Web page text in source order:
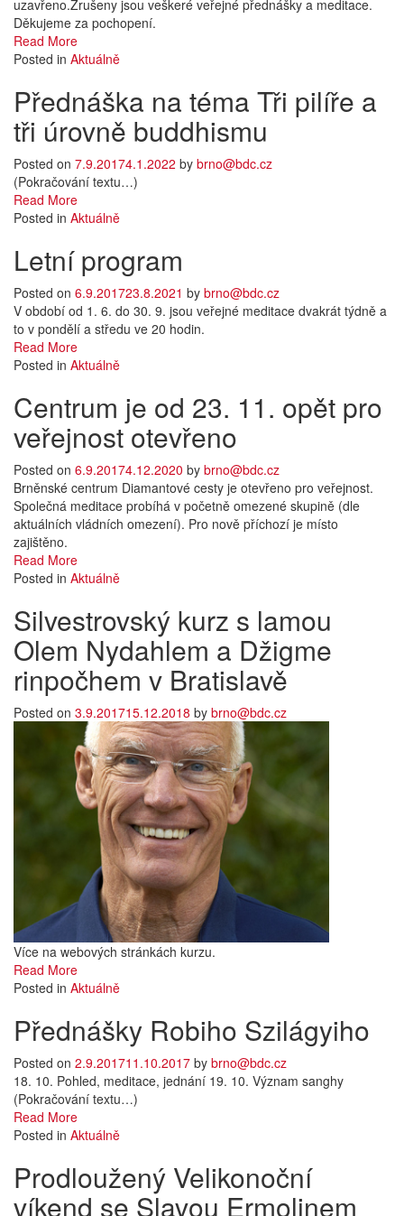
uzavřeno.Zrušeny jsou veškeré veřejné přednášky a meditace.
Děkujeme za pochopení.
Read More
Posted in Aktuálně
Přednáška na téma Tři pilíře a
tři úrovně buddhismu
Posted on 7.9.20174.1.2022 by brno@bdc.cz
(Pokračování textu…)
Read More
Posted in Aktuálně
Letní program
Posted on 6.9.201723.8.2021 by brno@bdc.cz
V období od 1. 6. do 30. 9. jsou veřejné meditace dvakrát týdně a
to v pondělí a středu ve 20 hodin.
Read More
Posted in Aktuálně
Centrum je od 23. 11. opět pro
veřejnost otevřeno
Posted on 6.9.20174.12.2020 by brno@bdc.cz
Brněnské centrum Diamantové cesty je otevřeno pro veřejnost.
Společná meditace probíhá v početně omezené skupině (dle
aktuálních vládních omezení). Pro nově příchozí je místo
zajištěno.
Read More
Posted in Aktuálně
Silvestrovský kurz s lamou
Olem Nydahlem a Džigme
rinpočhem v Bratislavě
Posted on 3.9.201715.12.2018 by brno@bdc.cz
Více na webových stránkách kurzu.
Read More
Posted in Aktuálně
Přednášky Robiho Szilágyiho
Posted on 2.9.201711.10.2017 by brno@bdc.cz
18. 10. Pohled, meditace, jednání 19. 10. Význam sanghy
(Pokračování textu…)
Read More
Posted in Aktuálně
Prodloužený Velikonoční
víkend se Slavou Ermolinem